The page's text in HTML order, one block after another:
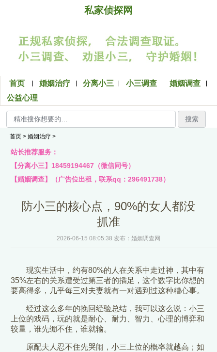
私家侦探网
首页 婚姻治疗 分离小三 小三调查
婚姻调查
公益心理
搜索
首页 > 婚姻治疗 >
站长推荐服务：
【分离小三】18459194467（微信同号）
【婚姻调查】（广告位出租，联系qq：296491738）
防小三的核心点，90%的女人都没
抓准
2026-06-15 08:05:38 发布：婚姻调查网
现实生活中，约有80%的人在关系中走过神，其中有
35%左右的关系遭受过第三者的插足，这个数字比你想的
要高得多，几乎每三对夫妻就有一对遇到过这种糟心事。
经过这么多年的挽回经验总结，我可以这么说：小三
上位的戏码，玩的就是耐心、耐力、智力、心理的博弈和
较量，谁先绷不住，谁就输。
原配夫人忍不住先哭闹，小三上位的概率就越高；如